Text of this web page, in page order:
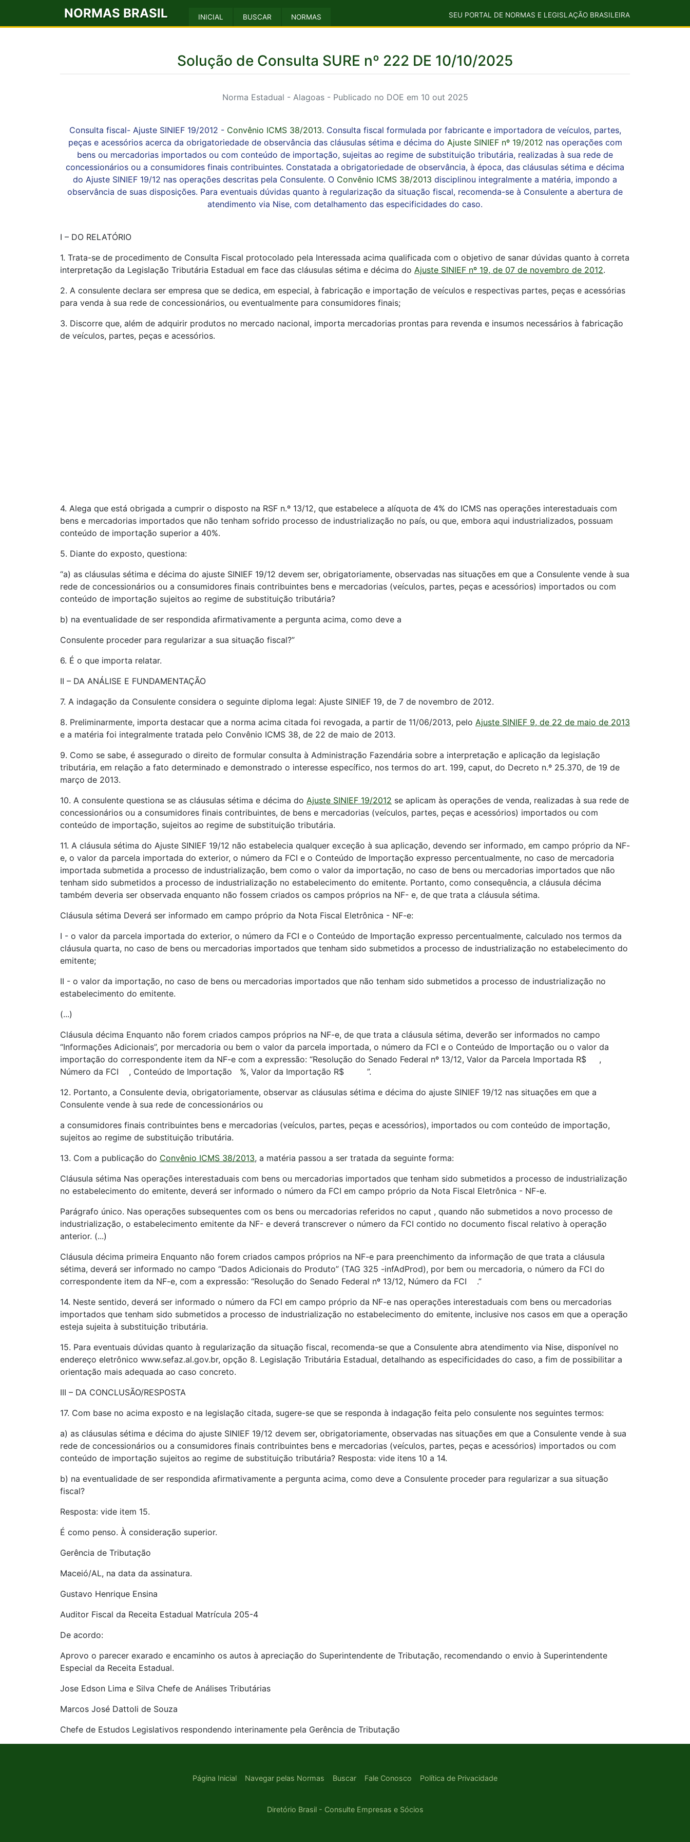
NORMAS BRASIL INICIAL BUSCAR NORMAS SEU PORTAL DE NORMAS E LEGISLAÇÃO BRASILEIRA
Solução de Consulta SURE nº 222 DE 10/10/2025
Norma Estadual - Alagoas - Publicado no DOE em 10 out 2025
Consulta fiscal- Ajuste SINIEF 19/2012 - Convênio ICMS 38/2013. Consulta fiscal formulada por fabricante e importadora de veículos, partes,
peças e acessórios acerca da obrigatoriedade de observância das cláusulas sétima e décima do Ajuste SINIEF nº 19/2012 nas operações com
bens ou mercadorias importados ou com conteúdo de importação, sujeitas ao regime de substituição tributária, realizadas à sua rede de
concessionários ou a consumidores finais contribuintes. Constatada a obrigatoriedade de observância, à época, das cláusulas sétima e décima
do Ajuste SINIEF 19/12 nas operações descritas pela Consulente. O Convênio ICMS 38/2013 disciplinou integralmente a matéria, impondo a
observância de suas disposições. Para eventuais dúvidas quanto à regularização da situação fiscal, recomenda-se à Consulente a abertura de
atendimento via Nise, com detalhamento das especificidades do caso.
I – DO RELATÓRIO
1. Trata-se de procedimento de Consulta Fiscal protocolado pela Interessada acima qualificada com o objetivo de sanar dúvidas quanto à correta
interpretação da Legislação Tributária Estadual em face das cláusulas sétima e décima do Ajuste SINIEF nº 19, de 07 de novembro de 2012.
2. A consulente declara ser empresa que se dedica, em especial, à fabricação e importação de veículos e respectivas partes, peças e acessórias
para venda à sua rede de concessionários, ou eventualmente para consumidores finais;
3. Discorre que, além de adquirir produtos no mercado nacional, importa mercadorias prontas para revenda e insumos necessários à fabricação
de veículos, partes, peças e acessórios.
4. Alega que está obrigada a cumprir o disposto na RSF n.º 13/12, que estabelece a alíquota de 4% do ICMS nas operações interestaduais com
bens e mercadorias importados que não tenham sofrido processo de industrialização no país, ou que, embora aqui industrializados, possuam
conteúdo de importação superior a 40%.
5. Diante do exposto, questiona:
“a) as cláusulas sétima e décima do ajuste SINIEF 19/12 devem ser, obrigatoriamente, observadas nas situações em que a Consulente vende à sua
rede de concessionários ou a consumidores finais contribuintes bens e mercadorias (veículos, partes, peças e acessórios) importados ou com
conteúdo de importação sujeitos ao regime de substituição tributária?
b) na eventualidade de ser respondida afirmativamente a pergunta acima, como deve a
Consulente proceder para regularizar a sua situação fiscal?”
6. É o que importa relatar.
II – DA ANÁLISE E FUNDAMENTAÇÃO
7. A indagação da Consulente considera o seguinte diploma legal: Ajuste SINIEF 19, de 7 de novembro de 2012.
8. Preliminarmente, importa destacar que a norma acima citada foi revogada, a partir de 11/06/2013, pelo Ajuste SINIEF 9, de 22 de maio de 2013
e a matéria foi integralmente tratada pelo Convênio ICMS 38, de 22 de maio de 2013.
9. Como se sabe, é assegurado o direito de formular consulta à Administração Fazendária sobre a interpretação e aplicação da legislação
tributária, em relação a fato determinado e demonstrado o interesse específico, nos termos do art. 199, caput, do Decreto n.º 25.370, de 19 de
março de 2013.
10. A consulente questiona se as cláusulas sétima e décima do Ajuste SINIEF 19/2012 se aplicam às operações de venda, realizadas à sua rede de
concessionários ou a consumidores finais contribuintes, de bens e mercadorias (veículos, partes, peças e acessórios) importados ou com
conteúdo de importação, sujeitos ao regime de substituição tributária.
11. A cláusula sétima do Ajuste SINIEF 19/12 não estabelecia qualquer exceção à sua aplicação, devendo ser informado, em campo próprio da NF-
e, o valor da parcela importada do exterior, o número da FCI e o Conteúdo de Importação expresso percentualmente, no caso de mercadoria
importada submetida a processo de industrialização, bem como o valor da importação, no caso de bens ou mercadorias importados que não
tenham sido submetidos a processo de industrialização no estabelecimento do emitente. Portanto, como consequência, a cláusula décima
também deveria ser observada enquanto não fossem criados os campos próprios na NF- e, de que trata a cláusula sétima.
Cláusula sétima Deverá ser informado em campo próprio da Nota Fiscal Eletrônica - NF-e:
I - o valor da parcela importada do exterior, o número da FCI e o Conteúdo de Importação expresso percentualmente, calculado nos termos da
cláusula quarta, no caso de bens ou mercadorias importados que tenham sido submetidos a processo de industrialização no estabelecimento do
emitente;
II - o valor da importação, no caso de bens ou mercadorias importados que não tenham sido submetidos a processo de industrialização no
estabelecimento do emitente.
(...)
Cláusula décima Enquanto não forem criados campos próprios na NF-e, de que trata a cláusula sétima, deverão ser informados no campo
“Informações Adicionais”, por mercadoria ou bem o valor da parcela importada, o número da FCI e o Conteúdo de Importação ou o valor da
importação do correspondente item da NF-e com a expressão: “Resolução do Senado Federal nº 13/12, Valor da Parcela Importada R$ ,
Número da FCI , Conteúdo de Importação %, Valor da Importação R$ ”.
12. Portanto, a Consulente devia, obrigatoriamente, observar as cláusulas sétima e décima do ajuste SINIEF 19/12 nas situações em que a
Consulente vende à sua rede de concessionários ou
a consumidores finais contribuintes bens e mercadorias (veículos, partes, peças e acessórios), importados ou com conteúdo de importação,
sujeitos ao regime de substituição tributária.
13. Com a publicação do Convênio ICMS 38/2013, a matéria passou a ser tratada da seguinte forma:
Cláusula sétima Nas operações interestaduais com bens ou mercadorias importados que tenham sido submetidos a processo de industrialização
no estabelecimento do emitente, deverá ser informado o número da FCI em campo próprio da Nota Fiscal Eletrônica - NF-e.
Parágrafo único. Nas operações subsequentes com os bens ou mercadorias referidos no caput , quando não submetidos a novo processo de
industrialização, o estabelecimento emitente da NF- e deverá transcrever o número da FCI contido no documento fiscal relativo à operação
anterior. (...)
Cláusula décima primeira Enquanto não forem criados campos próprios na NF-e para preenchimento da informação de que trata a cláusula
sétima, deverá ser informado no campo “Dados Adicionais do Produto” (TAG 325 -infAdProd), por bem ou mercadoria, o número da FCI do
correspondente item da NF-e, com a expressão: “Resolução do Senado Federal nº 13/12, Número da FCI .”
14. Neste sentido, deverá ser informado o número da FCI em campo próprio da NF-e nas operações interestaduais com bens ou mercadorias
importados que tenham sido submetidos a processo de industrialização no estabelecimento do emitente, inclusive nos casos em que a operação
esteja sujeita à substituição tributária.
15. Para eventuais dúvidas quanto à regularização da situação fiscal, recomenda-se que a Consulente abra atendimento via Nise, disponível no
endereço eletrônico www.sefaz.al.gov.br, opção 8. Legislação Tributária Estadual, detalhando as especificidades do caso, a fim de possibilitar a
orientação mais adequada ao caso concreto.
III – DA CONCLUSÃO/RESPOSTA
17. Com base no acima exposto e na legislação citada, sugere-se que se responda à indagação feita pelo consulente nos seguintes termos:
a) as cláusulas sétima e décima do ajuste SINIEF 19/12 devem ser, obrigatoriamente, observadas nas situações em que a Consulente vende à sua
rede de concessionários ou a consumidores finais contribuintes bens e mercadorias (veículos, partes, peças e acessórios) importados ou com
conteúdo de importação sujeitos ao regime de substituição tributária? Resposta: vide itens 10 a 14.
b) na eventualidade de ser respondida afirmativamente a pergunta acima, como deve a Consulente proceder para regularizar a sua situação
fiscal?
Resposta: vide item 15.
É como penso. À consideração superior.
Gerência de Tributação
Maceió/AL, na data da assinatura.
Gustavo Henrique Ensina
Auditor Fiscal da Receita Estadual Matrícula 205-4
De acordo:
Aprovo o parecer exarado e encaminho os autos à apreciação do Superintendente de Tributação, recomendando o envio à Superintendente
Especial da Receita Estadual.
Jose Edson Lima e Silva Chefe de Análises Tributárias
Marcos José Dattoli de Souza
Chefe de Estudos Legislativos respondendo interinamente pela Gerência de Tributação
Página Inicial Navegar pelas Normas Buscar Fale Conosco Política de Privacidade
Diretório Brasil - Consulte Empresas e Sócios